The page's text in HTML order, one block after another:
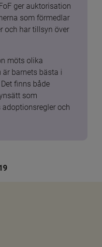
ger auktorisation
som förmedlar
och har tillsyn över
möts olika
är barnets bästa i
finns både
som
och